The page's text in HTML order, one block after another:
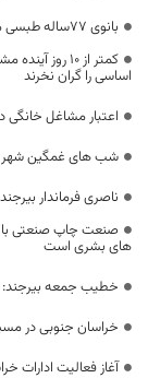
بانوی ۷۷ساله طبسی موقوفه‌ای به ارزش 8 میلیارد ریال وقف کرد.
کمتر از ۱۰
اساسی را گران نخرند
اعتبار مشاغل خانگی در
شب های غمگین شهر
ناصری فرماندار
صنعت چاپ صنعتی با
های بشری است
خطیب جمعه بیرجند:
خراسان جنوبی در
آغاز فعالیت ادارات خراسان